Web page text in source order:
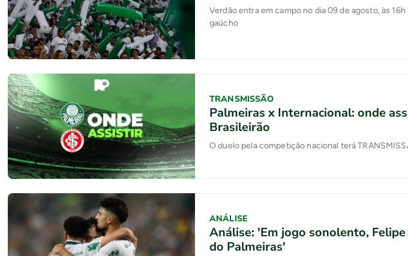
Verdão entra em campo no dia 09 de agosto, às
gaúcho
TRANSMISSÃO
Palmeiras x Internacional: onde
Brasileirão
O duelo pela competição nacional terá
ANÁLISE
Análise: 'Em jogo sonolento,
do Palmeiras'